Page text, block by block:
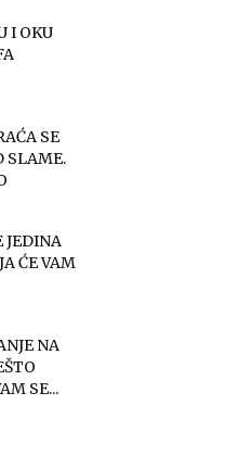
I OKU
SE
SLAME.
JEDINA
ĆE VAM
NA
SE...